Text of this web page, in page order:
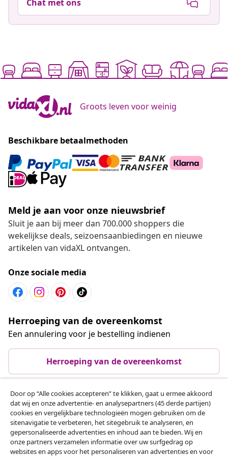
Chat met ons
Groots leven voor weinig
Beschikbare betaalmethoden
Meld je aan voor onze nieuwsbrief
Sluit je aan bij meer dan 700.000 shoppers die
wekelijkse deals, seizoensaanbiedingen en nieuwe
artikelen van vidaXL ontvangen.
Onze sociale media
Herroeping van de overeenkomst
Een annulering voor je bestelling indienen
Herroeping van de overeenkomst
Klantenservice
Zakelijk
Door op “Alle cookies accepteren” te klikken, gaat u ermee akkoord
dat wij en onze advertentie- en analysepartners (45 derde partijen)
cookies en vergelijkbare technologieën mogen gebruiken om de
sitenavigatie te verbeteren, het sitegebruik te analyseren, en
gepersonaliseerde advertenties en inhoud aan te bieden. Wij en
onze partners verzamelen informatie over uw surfgedrag op
websites en apps voor het personaliseren van advertenties en voor